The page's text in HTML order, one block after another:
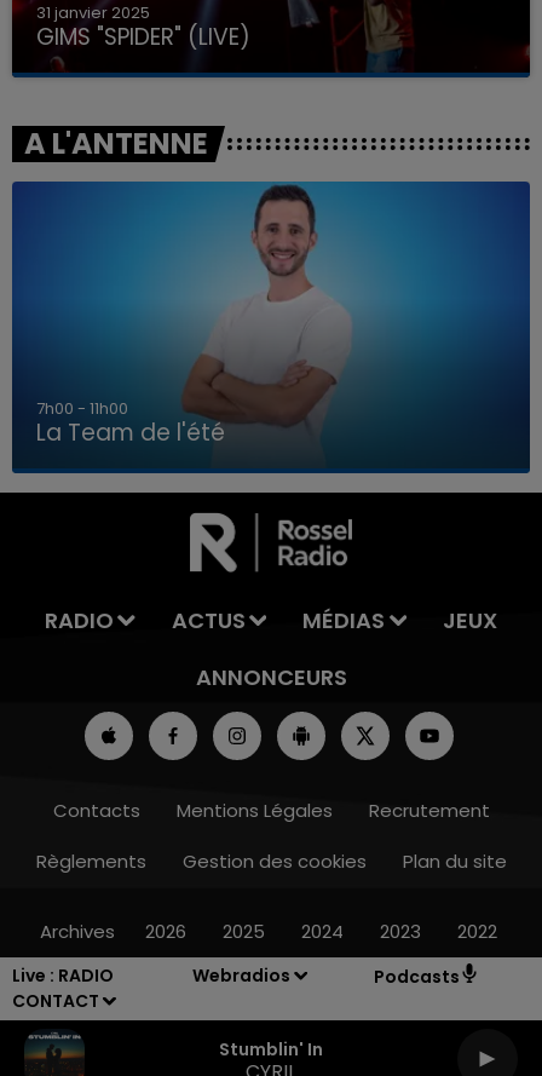
Live : RADIO
CONTACT
Webradios Podcasts
Stumblin' In
LA TEAM DE L'ÉTÉ
31 janvier 2025
GIMS "SPIDER" (LIVE)
A L'ANTENNE
7h00 - 11h00
La Team de l'été
RADIO ACTUS MÉDIAS
JEUX
ANNONCEURS
Contacts Mentions Légales
Recrutement
Règlements
Gestion des cookies Plan du site
Archives 2026 2025 2024 2023 2022